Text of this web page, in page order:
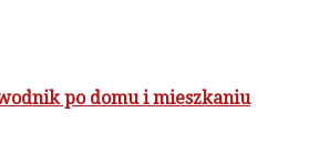
po domu i mieszkaniu